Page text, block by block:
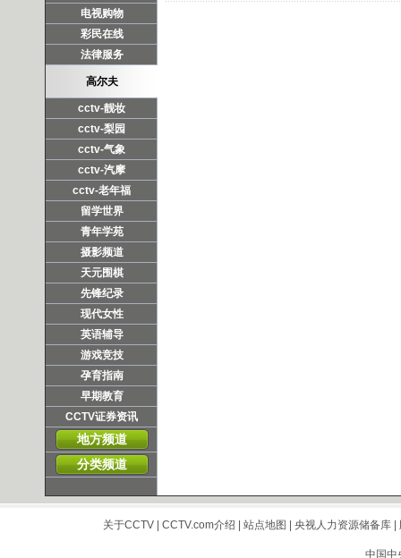
电视购物
彩民在线
法律服务
高尔夫
cctv-靓妆
cctv-梨园
cctv-气象
cctv-汽摩
cctv-老年福
留学世界
青年学苑
摄影频道
天元围棋
先锋纪录
现代女性
英语辅导
游戏竞技
孕育指南
早期教育
CCTV证券资讯
地方频道
分类频道
关于CCTV| CCTV.com介绍 | 站点地图 | 央视人力资源储备库|
中国中